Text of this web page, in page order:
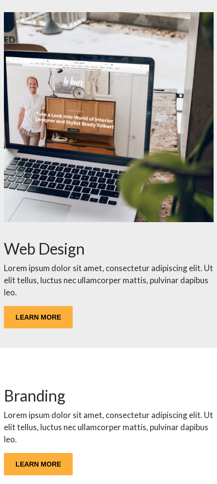
Web Design
Lorem ipsum dolor sit amet, consectetur adipiscing elit. Ut
elit tellus, luctus nec ullamcorper mattis, pulvinar dapibus
leo.
LEARN MORE
Branding
Lorem ipsum dolor sit amet, consectetur adipiscing elit. Ut
elit tellus, luctus nec ullamcorper mattis, pulvinar dapibus
leo.
LEARN MORE